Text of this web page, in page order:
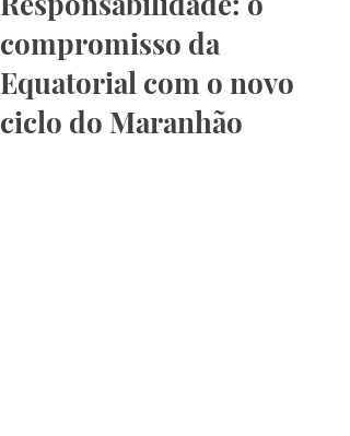
compromisso da
Equatorial com o novo
ciclo do Maranhão